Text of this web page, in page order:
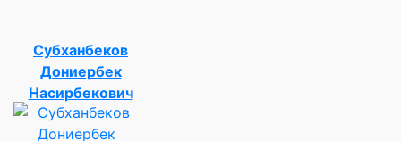
Субханбеков
Дониербек
Насирбекович